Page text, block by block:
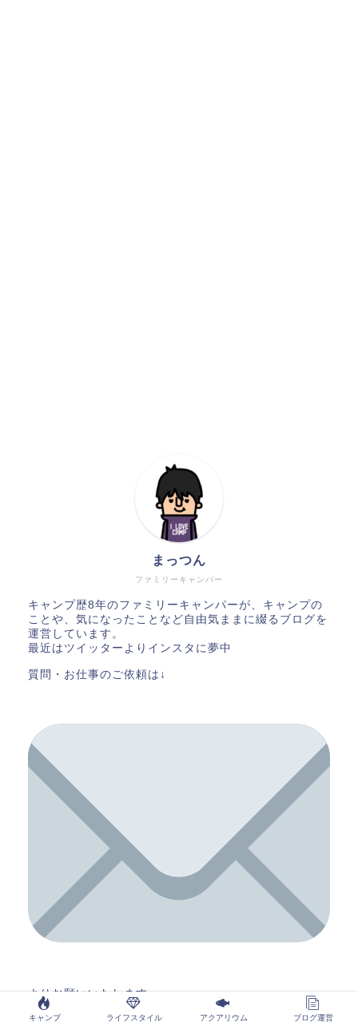
ファミリーキャンパー
まっつん
キャンプ歴8年のファミリーキャンパーが、キャンプの
ことや、気になったことなど自由気ままに綴るブログを
運営しています。
最近はツイッターよりインスタに夢中
質問・お仕事のご依頼は↓
よりお願いいたします。
★amazon欲しいものリスト★
キャンプ ライフスタイル アクアリウム ブログ運営